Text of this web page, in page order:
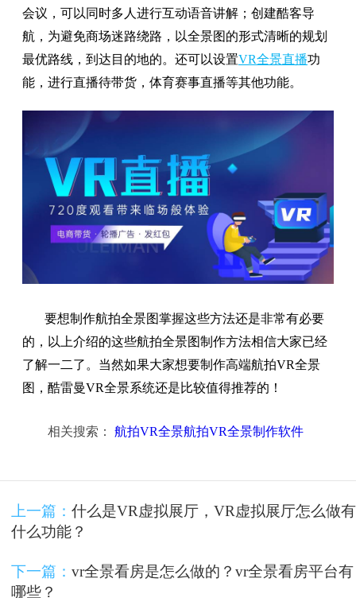
会议，可以同时多人进行互动语音讲解；创建酷客导
航，为避免商场迷路绕路，以全景图的形式清晰的规划
最优路线，到达目的地的。还可以设置VR全景直播功
能，进行直播待带货，体育赛事直播等其他功能。
要想制作航拍全景图掌握这些方法还是非常有必要
的，以上介绍的这些航拍全景图制作方法相信大家已经
了解一二了。当然如果大家想要制作高端航拍VR全景
图，酷雷曼VR全景系统还是比较值得推荐的！
相关搜索： 航拍VR全景航拍VR全景制作软件
上一篇： 什么是VR虚拟展厅，VR虚拟展厅怎么做有
什么功能？
下一篇： vr全景看房是怎么做的？vr全景看房平台有
哪些？